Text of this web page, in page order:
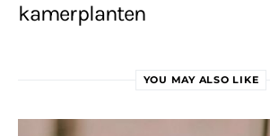
kamerplanten
YOU MAY ALSO LIKE